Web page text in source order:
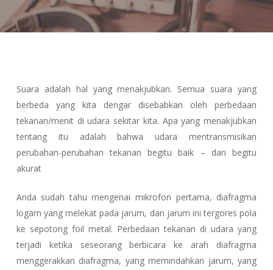
Suara adalah hal yang menakjubkan. Semua suara yang
berbeda yang kita dengar disebabkan oleh perbedaan
tekanan/menit di udara sekitar kita. Apa yang menakjubkan
tentang itu adalah bahwa udara mentransmisikan
perubahan-perubahan tekanan begitu baik – dan begitu
akurat
Anda sudah tahu mengenai mikrofon pertama, diafragma
logam yang melekat pada jarum, dan jarum ini tergores pola
ke sepotong foil metal. Perbedaan tekanan di udara yang
terjadi ketika seseorang berbicara ke arah diafragma
menggerakkan diafragma, yang memindahkan jarum, yang